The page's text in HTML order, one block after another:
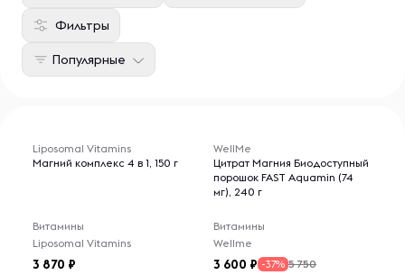
Фильтры
Популярные
Liposomal Vitamins
Магний комплекс 4 в 1, 150 г
Витамины
Liposomal Vitamins
3 870
WellMe
Цитрат Магния Биодоступный
порошок FAST Aquamin (74
мг), 240 г
Витамины
Wellme
3 600 -37% 5 750